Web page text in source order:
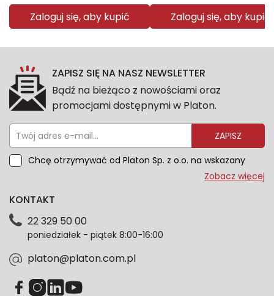
Zaloguj się, aby kupić Zaloguj się, aby kupić
ZAPISZ SIĘ NA NASZ NEWSLETTER
Bądź na bieżąco z nowościami oraz
promocjami dostępnymi w Platon.
ZAPISZ
Chcę otrzymywać od Platon Sp. z o.o. na wskazany
przeze mnie adres e-mail informacje marketingowe
dotyczące danych osobowych znajdziesz w naszej
każdym czasie. Wycofanie zgody nie wpłynie na
zgodność z prawem przetwarzania dokonanego przed
Zobacz więcej
KONTAKT
22 329 50 00
poniedziałek - piątek 8:00-16:00
platon@platon.com.pl